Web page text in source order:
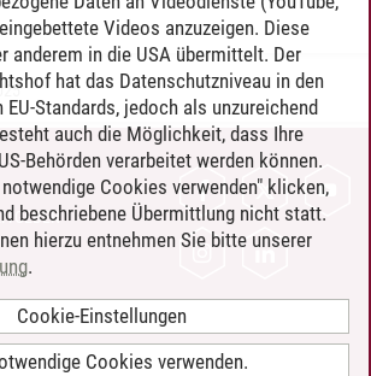
Videos anzuzeigen. Diese
anderem in die USA übermittelt. Der
hat das Datenschutzniveau in den
EU-Standards, jedoch als unzureichend
auch die Möglichkeit, dass Ihre
Behörden verarbeitet werden können.
Cookies verwenden" klicken,
beschriebene Übermittlung nicht statt.
hierzu entnehmen Sie bitte unserer
.
Cookie-Einstellungen
Cookies verwenden.